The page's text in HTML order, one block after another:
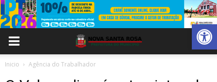
Abrir
Inicio Agência do Trabalhador